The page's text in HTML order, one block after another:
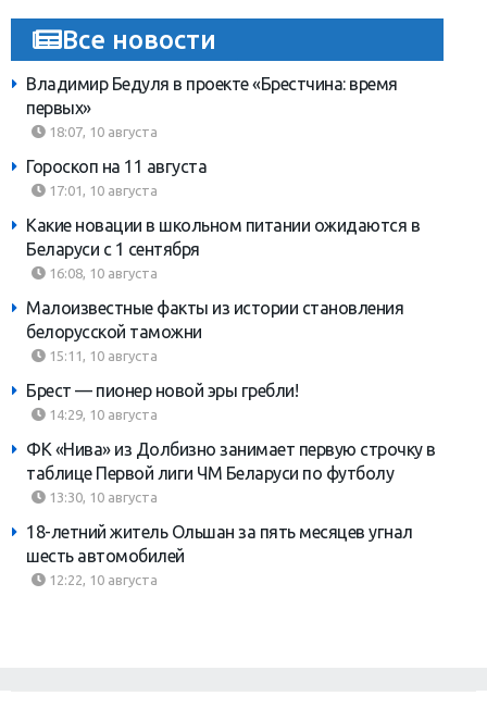
Все новости
Владимир Бедуля в проекте «Брестчина: время
первых»
18:07, 10 августа
Гороскоп на 11 августа
17:01, 10 августа
Какие новации в школьном питании ожидаются в
Беларуси с 1 сентября
16:08, 10 августа
Малоизвестные факты из истории становления
белорусской таможни
15:11, 10 августа
Брест — пионер новой эры гребли!
14:29, 10 августа
ФК «Нива» из Долбизно занимает первую строчку в
таблице Первой лиги ЧМ Беларуси по футболу
13:30, 10 августа
18-летний житель Ольшан за пять месяцев угнал
шесть автомобилей
12:22, 10 августа